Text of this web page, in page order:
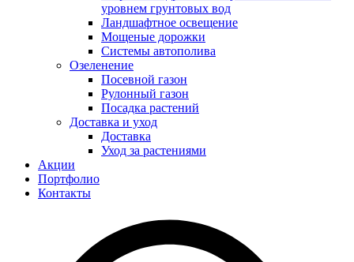
уровнем грунтовых вод
Ландшафтное освещение
Мощеные дорожки
Системы автополива
Озеленение
Посевной газон
Рулонный газон
Посадка растений
Доставка и уход
Доставка
Уход за растениями
Акции
Портфолио
Контакты